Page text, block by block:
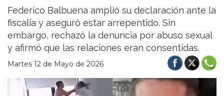
Federico Balbuena amplió su declaración ante la
fiscalía y aseguró estar arrepentido. Sin
embargo, rechazó la denuncia por abuso sexual
y afirmó que las relaciones eran consentidas.
Martes 12 de Mayo de 2026